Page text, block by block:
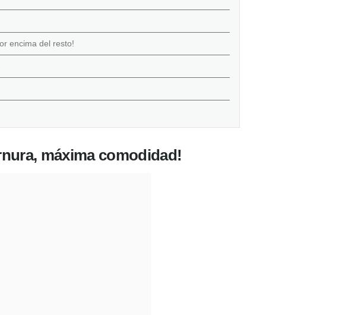
encima del resto!
máxima comodidad!